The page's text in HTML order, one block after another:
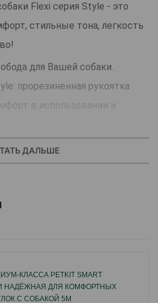
Flexi серия Style - это
стильные тона, легкость
для Вашей собаки.
прорезиненная рукоятка
в использовании и
легко убрать в карман.
сматывания и фиксации
животного всего одним
тормозная система.
ДАЛЬШЕ
КЛАССА PETKIT SMART
НАДЁЖНАЯ ДЛЯ КОМФОРТНЫХ
С СОБАКОЙ 5М